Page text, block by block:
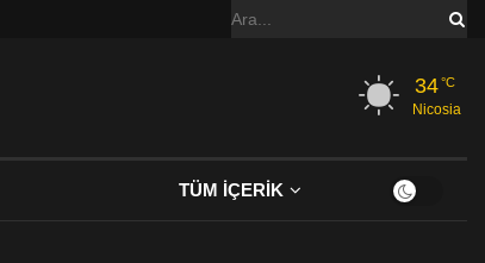
34°C
Nicosia
TÜM İÇERİK